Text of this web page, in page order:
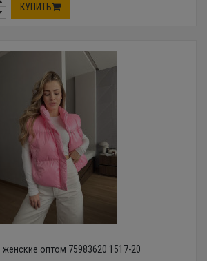
КУПИТЬ
оптом 75983620 1517-20